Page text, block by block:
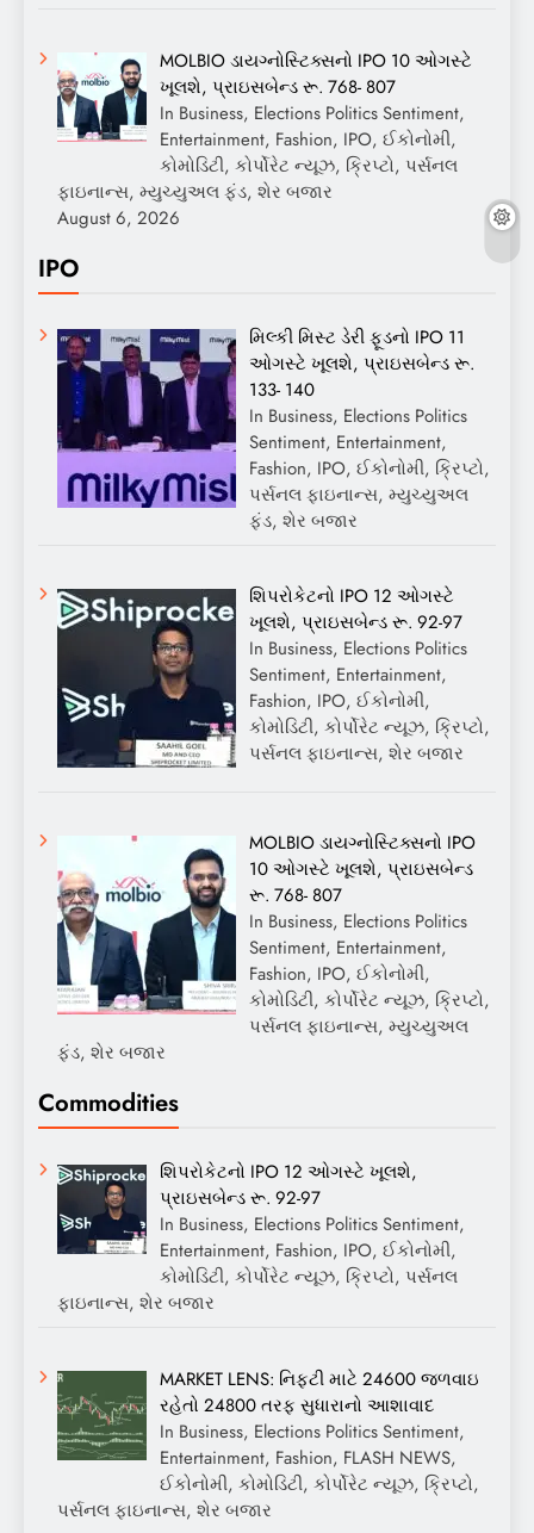
MOLBIO ડાયગ્નોસ્ટિક્સનો IPO 10 ઓગસ્ટે
ખૂલશે, પ્રાઇસબેન્ડ રૂ. 768- 807
In Business, Elections Politics Sentiment,
Entertainment, Fashion, IPO, ઈકોનોમી,
કોમોડિટી, કોર્પોરેટ ન્યૂઝ, ક્રિપ્ટો, પર્સનલ
ફાઇનાન્સ, મ્યુચ્યુઅલ ફંડ, શેર બજાર
August 6, 2026
IPO
મિલ્કી મિસ્ટ ડેરી ફૂડનો IPO 11
ઓગસ્ટે ખૂલશે, પ્રાઇસબેન્ડ રૂ.
133- 140
In Business, Elections Politics
Sentiment, Entertainment,
Fashion, IPO, ઈકોનોમી, ક્રિપ્ટો,
પર્સનલ ફાઇનાન્સ, મ્યુચ્યુઅલ
ફંડ, શેર બજાર
શિપરોકેટનો IPO 12 ઓગસ્ટે
ખૂલશે, પ્રાઇસબેન્ડ રૂ. 92-97
In Business, Elections Politics
Sentiment, Entertainment,
Fashion, IPO, ઈકોનોમી,
કોમોડિટી, કોર્પોરેટ ન્યૂઝ, ક્રિપ્ટો,
પર્સનલ ફાઇનાન્સ, શેર બજાર
MOLBIO ડાયગ્નોસ્ટિક્સનો IPO
10 ઓગસ્ટે ખૂલશે, પ્રાઇસબેન્ડ
રૂ. 768- 807
In Business, Elections Politics
Sentiment, Entertainment,
Fashion, IPO, ઈકોનોમી,
કોમોડિટી, કોર્પોરેટ ન્યૂઝ, ક્રિપ્ટો,
પર્સનલ ફાઇનાન્સ, મ્યુચ્યુઅલ
ફંડ, શેર બજાર
Commodities
શિપરોકેટનો IPO 12 ઓગસ્ટે ખૂલશે,
પ્રાઇસબેન્ડ રૂ. 92-97
In Business, Elections Politics Sentiment,
Entertainment, Fashion, IPO, ઈકોનોમી,
કોમોડિટી, કોર્પોરેટ ન્યૂઝ, ક્રિપ્ટો, પર્સનલ
ફાઇનાન્સ, શેર બજાર
MARKET LENS: નિફ્ટી માટે 24600 જળવાઇ
રહેતો 24800 તરફ સુધારાનો આશાવાદ
In Business, Elections Politics Sentiment,
Entertainment, Fashion, FLASH NEWS,
ઈકોનોમી, કોમોડિટી, કોર્પોરેટ ન્યૂઝ, ક્રિપ્ટો,
પર્સનલ ફાઇનાન્સ, શેર બજાર